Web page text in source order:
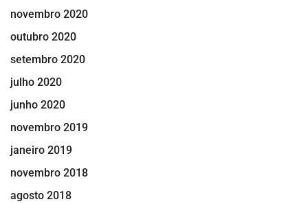
novembro 2020
outubro 2020
setembro 2020
julho 2020
junho 2020
novembro 2019
janeiro 2019
novembro 2018
agosto 2018